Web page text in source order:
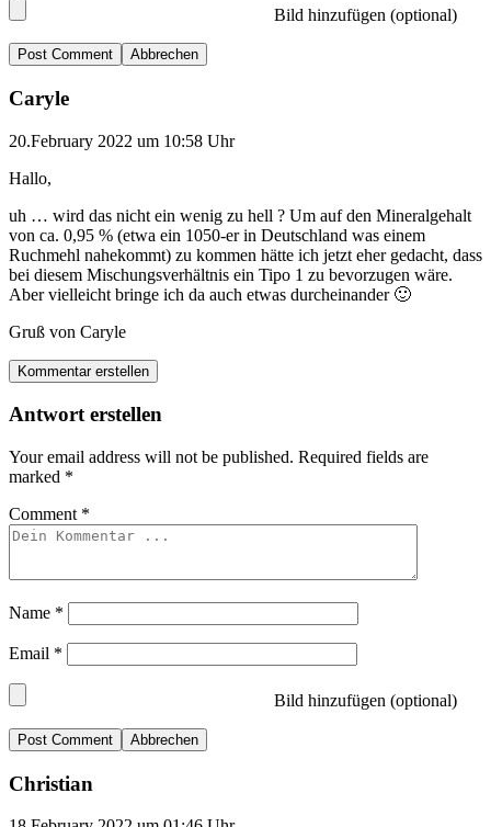
Bild hinzufügen (optional)
Abbrechen
Caryle
20.February 2022 um 10:58 Uhr
Hallo,
uh … wird das nicht ein wenig zu hell ? Um auf den Mineralgehalt
von ca. 0,95 % (etwa ein 1050-er in Deutschland was einem
Ruchmehl nahekommt) zu kommen hätte ich jetzt eher gedacht, dass
bei diesem Mischungsverhältnis ein Tipo 1 zu bevorzugen wäre.
Aber vielleicht bringe ich da auch etwas durcheinander 🙂
Gruß von Caryle
Kommentar erstellen
Antwort erstellen
Your email address will not be published. Required fields are
marked *
Comment *
Name *
Email *
Bild hinzufügen (optional)
Abbrechen
Christian